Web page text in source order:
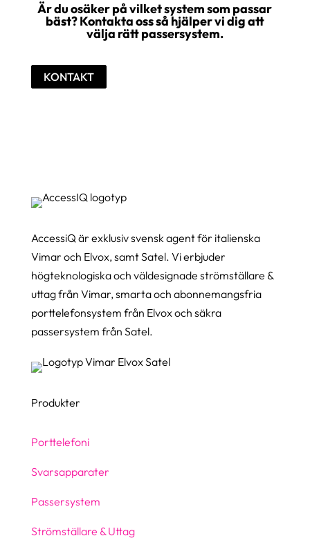
Är du osäker på vilket system som passar
bäst? Kontakta oss så hjälper vi dig att
välja rätt passersystem.
KONTAKT
AccessiQ är exklusiv svensk agent för italienska
Vimar och Elvox, samt Satel. Vi erbjuder
högteknologiska och väldesignade strömställare &
uttag från Vimar, smarta och abonnemangsfria
porttelefonsystem från Elvox och säkra
passersystem från Satel.
Produkter
Porttelefoni
Svarsapparater
Passersystem
Strömställare & Uttag